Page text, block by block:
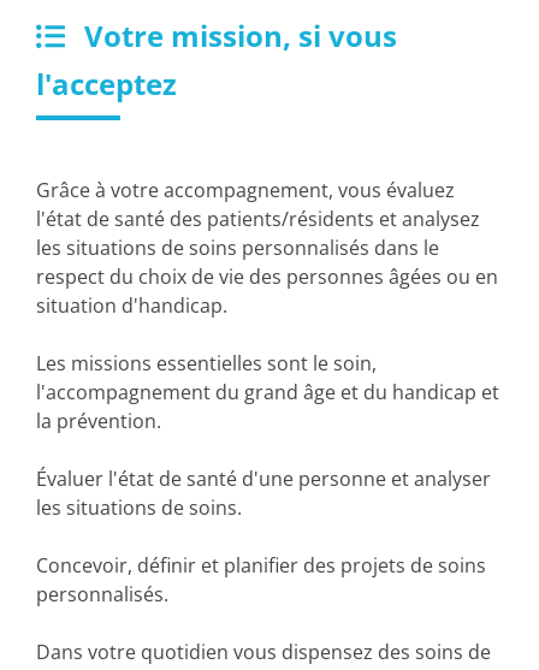
Votre mission, si vous
l'acceptez
Grâce à votre accompagnement, vous évaluez
l'état de santé des patients/résidents et analysez
les situations de soins personnalisés dans le
respect du choix de vie des personnes âgées ou en
situation d'handicap.
Les missions essentielles sont le soin,
l'accompagnement du grand âge et du handicap et
la prévention.
Évaluer l'état de santé d'une personne et analyser
les situations de soins.
Concevoir, définir et planifier des projets de soins
personnalisés.
Dans votre quotidien vous dispensez des soins de